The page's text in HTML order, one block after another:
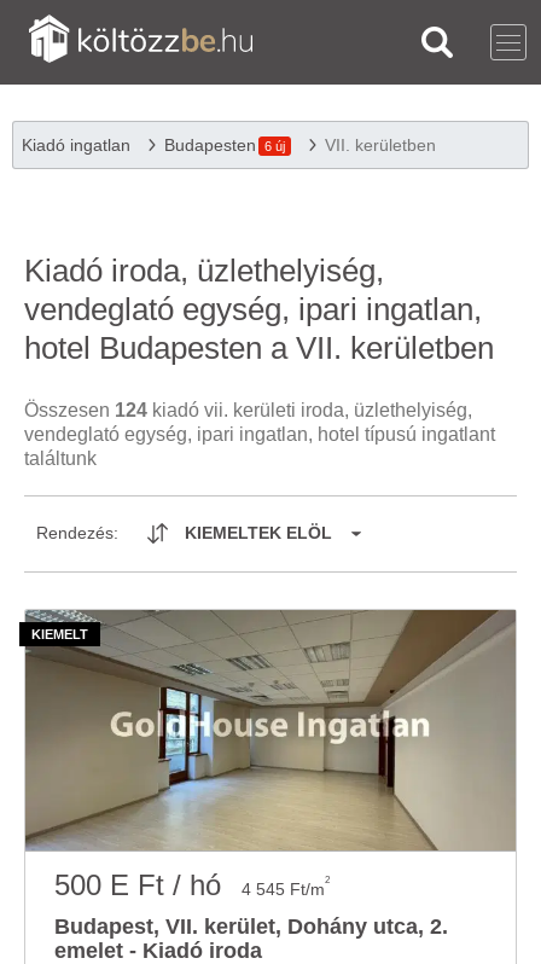
Kiadó ingatlan Budapesten 6 új VII. kerületben
Kiadó iroda, üzlethelyiség,
vendeglató egység, ipari ingatlan,
hotel Budapesten a VII. kerületben
Összesen 124 kiadó vii. kerületi iroda, üzlethelyiség,
vendeglató egység, ipari ingatlan, hotel típusú ingatlant
találtunk
Rendezés: KIEMELTEK ELÖL
500 E Ft / hó 4 545 Ft/m2
Budapest, VII. kerület, Dohány utca, 2.
emelet - Kiadó iroda